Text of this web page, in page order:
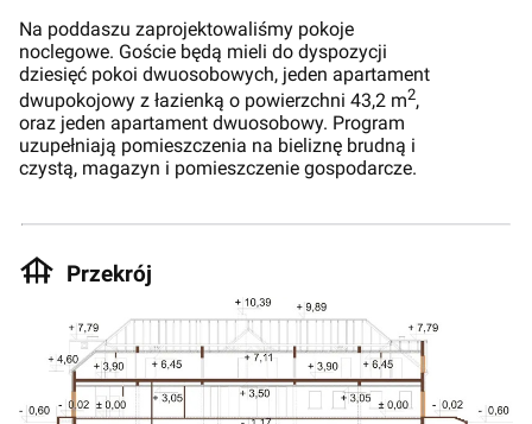
Na poddaszu zaprojektowaliśmy pokoje
noclegowe. Goście będą mieli do dyspozycji
dziesięć pokoi dwuosobowych, jeden apartament
dwupokojowy z łazienką o powierzchni 43,2 m2,
oraz jeden apartament dwuosobowy. Program
uzupełniają pomieszczenia na bieliznę brudną i
czystą, magazyn i pomieszczenie gospodarcze.
Przekrój